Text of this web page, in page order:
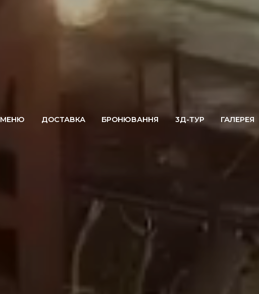
МЕНЮ ДОСТАВКА БРОНЮВАННЯ 3Д-ТУР ГАЛЕРЕЯ